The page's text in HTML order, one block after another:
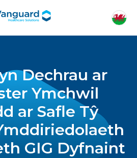
Dechrau ar
Ymchwil
ar Safle Tŷ
GIG Dyfnaint